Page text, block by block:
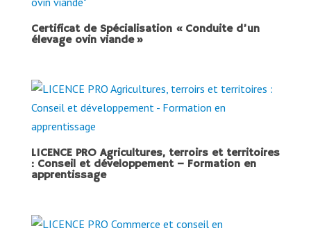
Certificat de Spécialisation « Conduite d’un
élevage ovin viande »
LICENCE PRO Agricultures, terroirs et territoires
: Conseil et développement – Formation en
apprentissage